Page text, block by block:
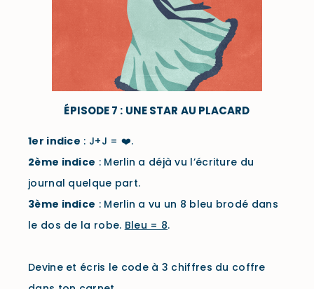
ÉPISODE 7 : UNE STAR AU PLACARD
1er indice : J+J = ❤️.
2ème indice : Merlin a déjà vu l’écriture du
journal quelque part.
3ème indice : Merlin a vu un 8 bleu brodé dans
le dos de la robe. Bleu = 8.
Devine et écris le code à 3 chiffres du coffre